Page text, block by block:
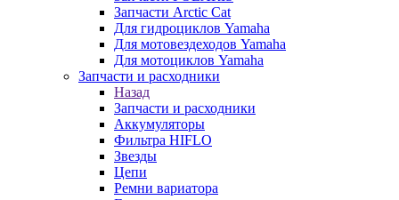
Запчасти Arctic Cat
Для гидроциклов Yamaha
Для мотовездеходов Yamaha
Для мотоциклов Yamaha
Запчасти и расходники
Назад
Запчасти и расходники
Аккумуляторы
Фильтра HIFLO
Звезды
Цепи
Ремни вариатора